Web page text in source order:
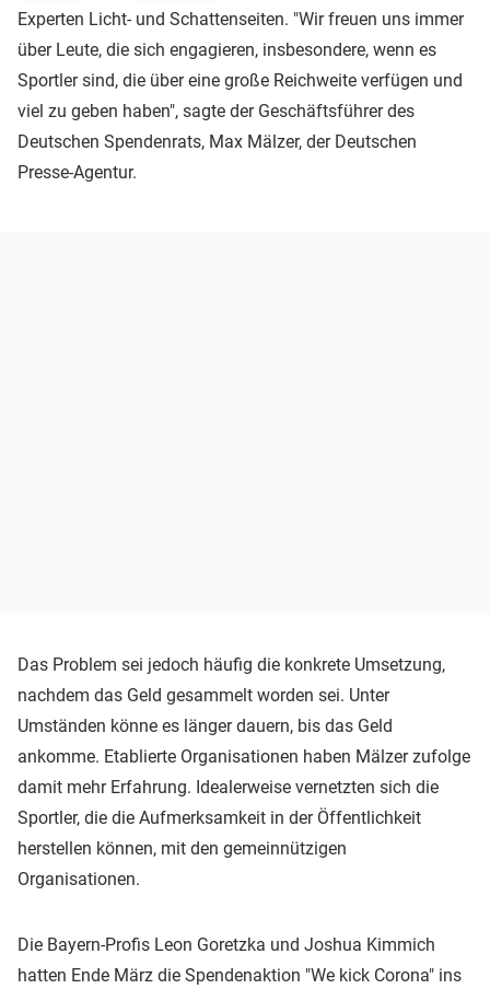
Experten Licht- und Schattenseiten. "Wir freuen uns immer
über Leute, die sich engagieren, insbesondere, wenn es
Sportler sind, die über eine große Reichweite verfügen und
viel zu geben haben", sagte der Geschäftsführer des
Deutschen Spendenrats, Max Mälzer, der Deutschen
Presse-Agentur.
Das Problem sei jedoch häufig die konkrete Umsetzung,
nachdem das Geld gesammelt worden sei. Unter
Umständen könne es länger dauern, bis das Geld
ankomme. Etablierte Organisationen haben Mälzer zufolge
damit mehr Erfahrung. Idealerweise vernetzten sich die
Sportler, die die Aufmerksamkeit in der Öffentlichkeit
herstellen können, mit den gemeinnützigen
Organisationen.
Die Bayern-Profis Leon Goretzka und Joshua Kimmich
hatten Ende März die Spendenaktion "We kick Corona" ins